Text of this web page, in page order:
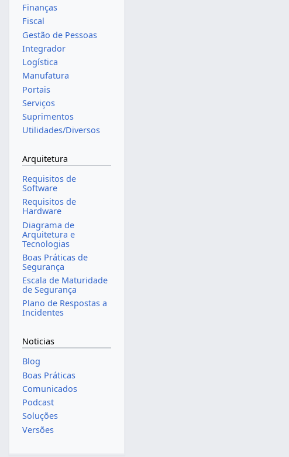
Finanças
Fiscal
Gestão de Pessoas
Integrador
Logística
Manufatura
Portais
Serviços
Suprimentos
Utilidades/Diversos
Arquitetura
Requisitos de
Software
Requisitos de
Hardware
Diagrama de
Arquitetura e
Tecnologias
Boas Práticas de
Segurança
Escala de Maturidade
de Segurança
Plano de Respostas a
Incidentes
Noticias
Blog
Boas Práticas
Comunicados
Podcast
Soluções
Versões